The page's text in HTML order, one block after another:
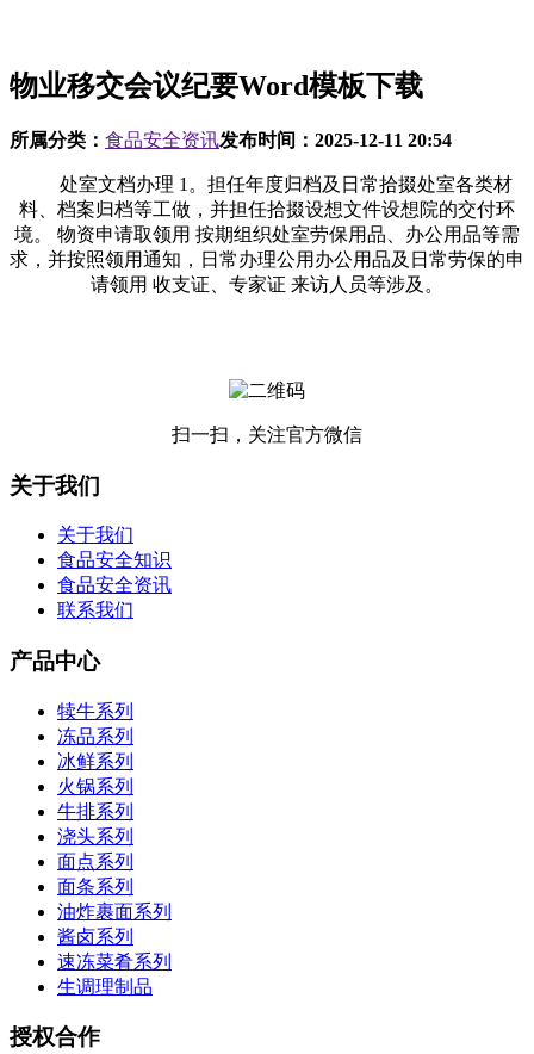
物业移交会议纪要Word模板下载
所属分类： 食品安全资讯发布时间： 2025-12-11 20:54
处室文档办理 1。担任年度归档及日常拾掇处室各类材
料、档案归档等工做，并担任拾掇设想文件设想院的交付环
境。 物资申请取领用 按期组织处室劳保用品、办公用品等需
求，并按照领用通知，日常办理公用办公用品及日常劳保的申
请领用 收支证、专家证 来访人员等涉及。
扫一扫，关注官方微信
关于我们
关于我们
食品安全知识
食品安全资讯
联系我们
产品中心
犊牛系列
冻品系列
冰鲜系列
火锅系列
牛排系列
浇头系列
面点系列
面条系列
油炸裹面系列
酱卤系列
速冻菜肴系列
生调理制品
授权合作